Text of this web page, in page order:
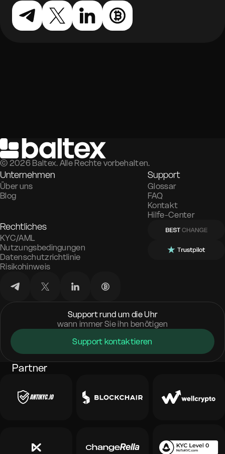
© 2026 Baltex. Alle Rechte vorbehalten.
Unternehmen
Über uns
Blog
Support
Glossar
FAQ
Kontakt
Hilfe-Center
Rechtliches
KYC/AML
Nutzungsbedingungen
Datenschutzrichtlinie
Risikohinweis
Support rund um die Uhr
wann immer Sie ihn benötigen
Support kontaktieren
Partner